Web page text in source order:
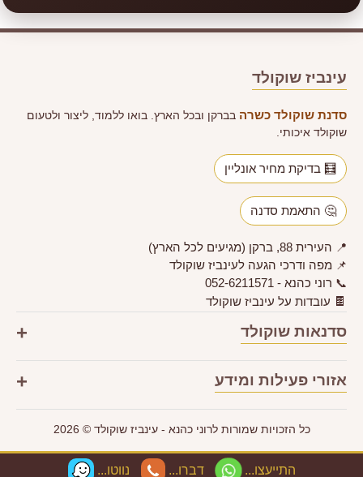
עינביז שוקולד
סדנת שוקולד כשרה בברקן ובכל הארץ. בואו ללמוד, ליצור ולטעום
שוקולד איכותי.
🧮 בדיקת מחיר אונליין
🤔 התאמת סדנה
📍 העירית 88, ברקן (מגיעים לכל הארץ)
📌 מפה ודרכי הגעה לעינביז שוקולד
📞 רוני כהנא - 052-6211571
🍫 עובדות על עינביז שוקולד
סדנאות שוקולד +
אזורי פעילות ומידע +
כל הזכויות שמורות לרוני כהנא - עינביז שוקולד © 2026
התייעצו... דברו... נווטו...